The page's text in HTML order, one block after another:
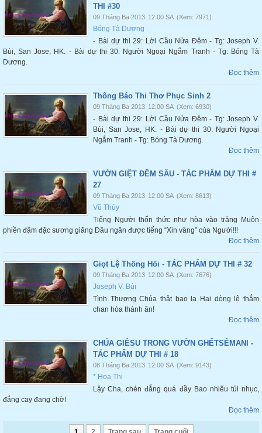
THI #30
09 Tháng Ba 2013 12:00 SA (Xem: 7971)
Bóng Tà Dương
- Bài dự thi 29: Lời Cầu Nửa Đêm - Tg: Joseph V.
Bùi, San Jose, HK. - Bài dự thi 30: Người Ngoại Ngắm Tranh - Tg: Bóng Tà
Dương.
Đọc thêm
Thông Báo Thi Thơ Phục Sinh 2
09 Tháng Ba 2013 12:00 SA (Xem: 6930)
- Bài dự thi 29: Lời Cầu Nửa Đêm - Tg: Joseph V.
Bùi, San Jose, HK. - Bài dự thi 30: Người Ngoại
Ngắm Tranh - Tg: Bóng Tà Dương.
Đọc thêm
VƯỜN GIỆT ĐÊM SẦU - TÁC PHẨM DỰ THI #
27
09 Tháng Ba 2013 12:00 SA (Xem: 8613)
Vũ Thủy
Tiếng Người thổn thức như hòa vào trăng Muộn
phiền đậm đặc sương giăng Đâu ngăn được tiếng “Xin vâng” của Người!!!
Đọc thêm
Giọt Lệ Thống Hối - TÁC PHẨM DỰ THI # 32
09 Tháng Ba 2013 12:00 SA (Xem: 7676)
Joseph V. Bùi
Tình Thương Chúa thật bao la Hai dòng lệ thắm
chan hòa thánh ân!
Đọc thêm
CHÚA GIÊSU TRONG VƯỜN GHẾTSÊMANI -
TÁC PHẨM DỰ THI # 18
08 Tháng Ba 2013 12:00 SA (Xem: 9143)
* Hoa Thi
Lậy Cha, chén đắng quá đầy Bao nhiêu tủi nhục,
đắng cay đang chờ!
Đọc thêm